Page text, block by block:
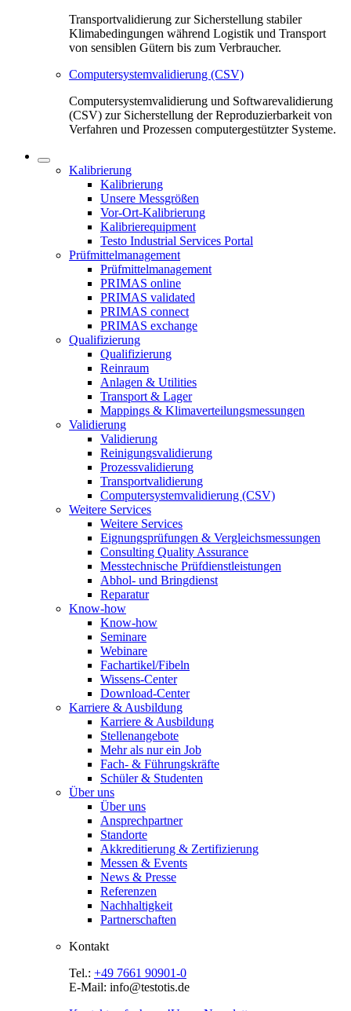
Transportvalidierung zur Sicherstellung stabiler
Klimabedingungen während Logistik und Transport
von sensiblen Gütern bis zum Verbraucher.
Computersystemvalidierung (CSV)
Computersystemvalidierung und Softwarevalidierung
(CSV) zur Sicherstellung der Reproduzierbarkeit von
Verfahren und Prozessen computergestützter Systeme.
Kalibrierung
Kalibrierung
Unsere Messgrößen
Vor-Ort-Kalibrierung
Kalibrierequipment
Testo Industrial Services Portal
Prüfmittelmanagement
Prüfmittelmanagement
PRIMAS online
PRIMAS validated
PRIMAS connect
PRIMAS exchange
Qualifizierung
Qualifizierung
Reinraum
Anlagen & Utilities
Transport & Lager
Mappings & Klimaverteilungsmessungen
Validierung
Validierung
Reinigungsvalidierung
Prozessvalidierung
Transportvalidierung
Computersystemvalidierung (CSV)
Weitere Services
Weitere Services
Eignungsprüfungen & Vergleichsmessungen
Consulting Quality Assurance
Messtechnische Prüfdienstleistungen
Abhol- und Bringdienst
Reparatur
Know-how
Know-how
Seminare
Webinare
Fachartikel/Fibeln
Wissens-Center
Download-Center
Karriere & Ausbildung
Karriere & Ausbildung
Stellenangebote
Mehr als nur ein Job
Fach- & Führungskräfte
Schüler & Studenten
Über uns
Über uns
Ansprechpartner
Standorte
Akkreditierung & Zertifizierung
Messen & Events
News & Presse
Referenzen
Nachhaltigkeit
Partnerschaften
Kontakt
Tel.: +49 7661 90901-0
E-Mail: info@testotis.de